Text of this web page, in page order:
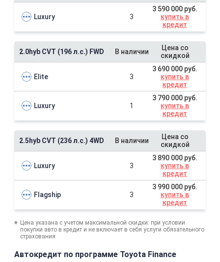
Luxury 3
3 590 000 руб.
купить в
кредит
2.0hyb CVT (196 л.с.) FWD В наличии
Цена со
скидкой
Elite 3
3 690 000 руб.
купить в
кредит
Luxury 1
3 790 000 руб.
купить в
кредит
2.5hyb CVT (236 л.с.) 4WD В наличии
Цена со
скидкой
Luxury 3
3 890 000 руб.
купить в
кредит
Flagship 3
3 990 000 руб.
купить в
кредит
Цена указана с учетом максимальной скидки: при условии
покупки авто в кредит и не включает в себя услуги обязательного
страхования
Автокредит по программе Toyota Finance